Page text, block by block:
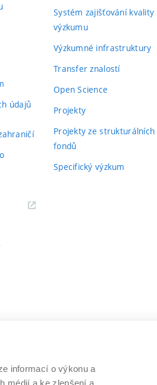
údajů
Systém zajišťování kvality
výzkumu
Výzkumné infrastruktury
Transfer znalostí
Open Science
Projekty
Projekty ze strukturálních
fondů
Specifický výzkum
V BRNĚ
informací o výkonu a
médií a ke zlepšení a